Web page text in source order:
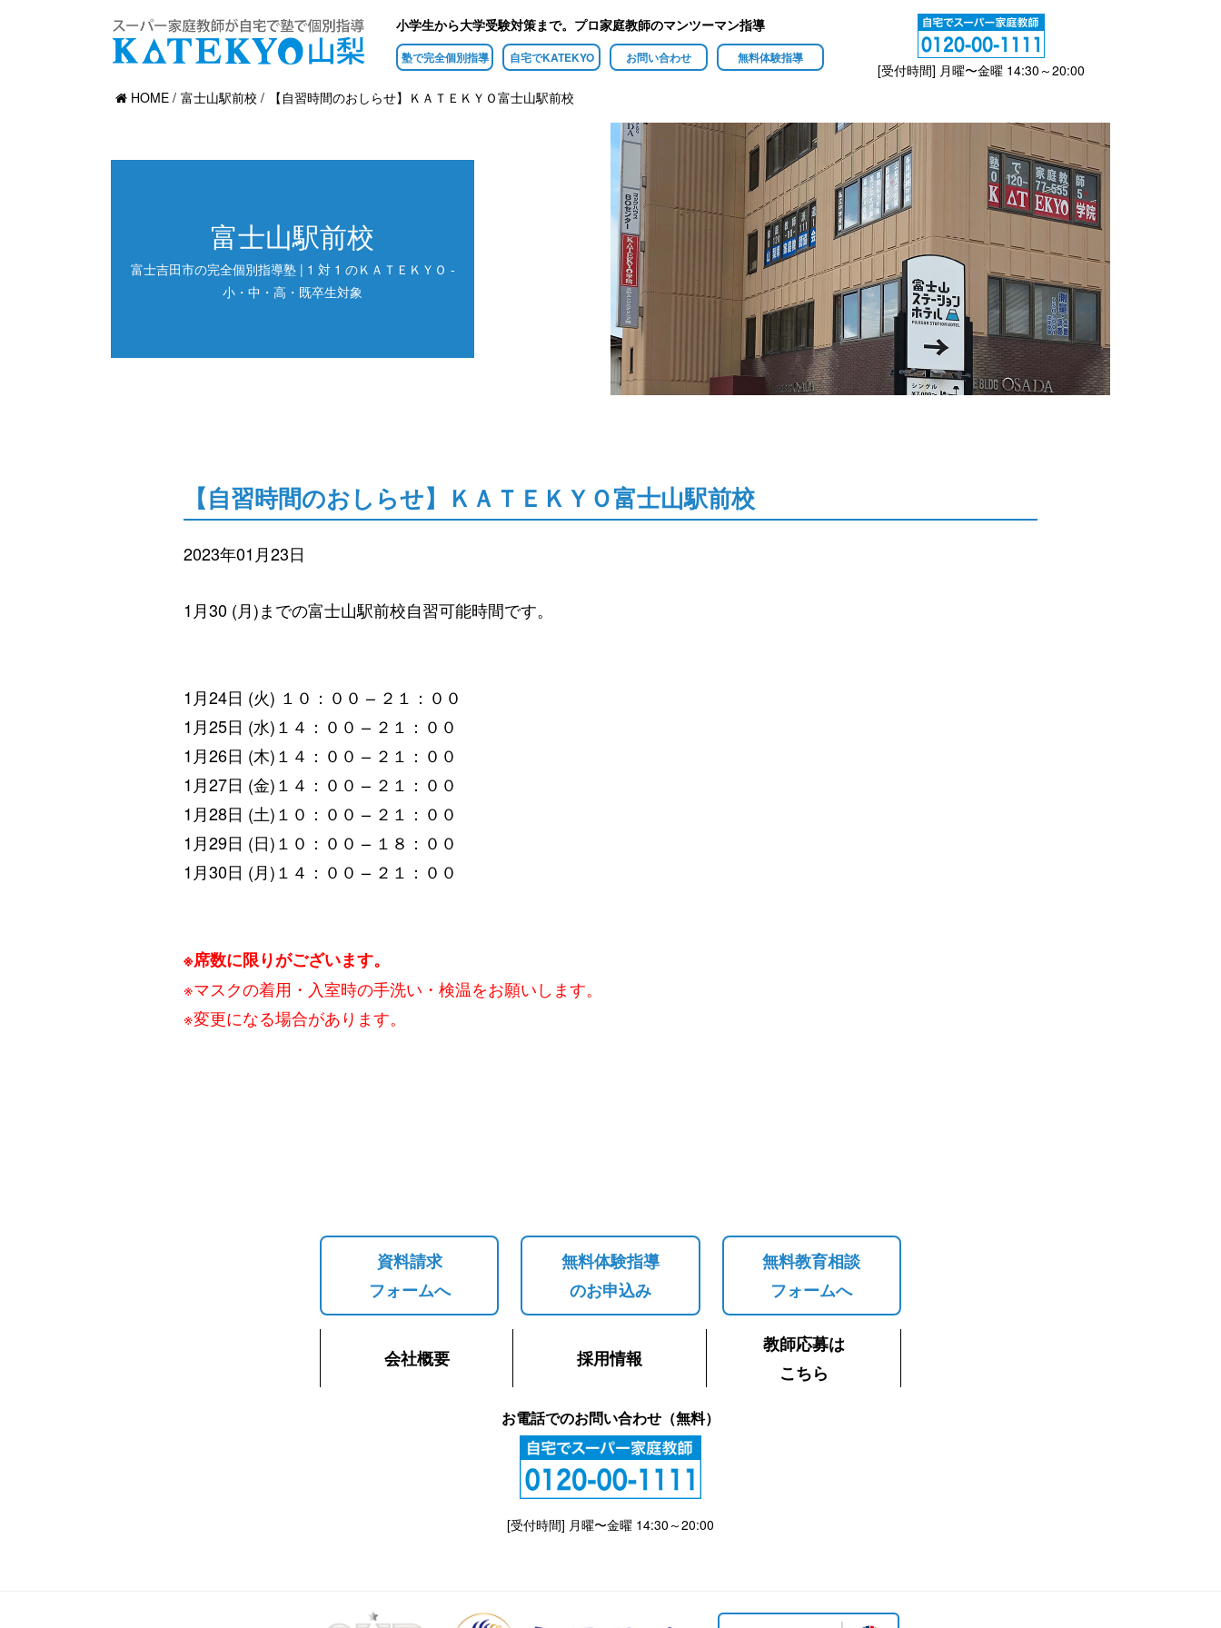
小学生から大学受験対策まで。プロ家庭教師のマンツーマン指導
塾で完全個別指導 自宅でKATEKYO お問い合わせ 無料体験指導
[受付時間] 月曜〜金曜 14:30～20:00
HOME
富士山駅前校 【自習時間のおしらせ】ＫＡＴＥＫＹＯ富士山駅前校
富士山駅前校
富士吉田市の完全個別指導塾 | 1 対 1 のＫＡＴＥＫＹＯ -
小・中・高・既卒生対象
【自習時間のおしらせ】ＫＡＴＥＫＹＯ富士山駅前校
2023年01月23日
1月30 (月)までの富士山駅前校自習可能時間です。
1月24日 (火) １０：００ – ２１：００
1月25日 (水)１４：００ – ２１：００
1月26日 (木)１４：００ – ２１：００
1月27日 (金)１４：００ – ２１：００
1月28日 (土)１０：００ – ２１：００
1月29日 (日)１０：００ – １８：００
1月30日 (月)１４：００ – ２１：００
※席数に限りがございます。
※マスクの着用・入室時の手洗い・検温をお願いします。
※変更になる場合があります。
資料請求
フォームへ
無料体験指導
のお申込み
無料教育相談
フォームへ
会社概要 採用情報
教師応募は
こちら
お電話でのお問い合わせ（無料）
[受付時間] 月曜〜金曜 14:30～20:00